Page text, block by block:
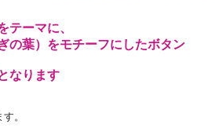
テーマに、
の葉）をモチーフにしたボタン
なります
。